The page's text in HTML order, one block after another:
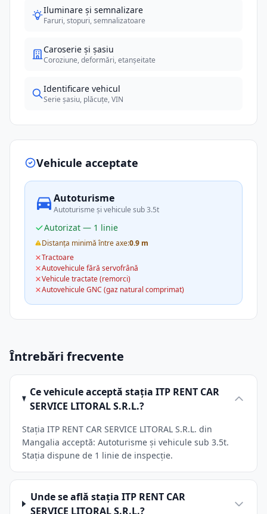
Iluminare și semnalizare
Faruri, stopuri, semnalizatoare
Caroserie și șasiu
Coroziune, deformări, etanșeitate
Identificare vehicul
Serie șasiu, plăcuțe, VIN
Vehicule acceptate
Autoturisme
Autoturisme și vehicule sub 3.5t
Autorizat — 1 linie
Distanța minimă între axe:0.9 m
Tractoare
Autovehicule fără servofrână
Vehicule tractate (remorci)
Autovehicule GNC (gaz natural comprimat)
Întrebări frecvente
Ce vehicule acceptă stația ITP RENT CAR
SERVICE LITORAL S.R.L.?
Stația ITP RENT CAR SERVICE LITORAL S.R.L. din
Mangalia acceptă: Autoturisme și vehicule sub 3.5t.
Stația dispune de 1 linie de inspecție.
Unde se află stația ITP RENT CAR
SERVICE LITORAL S.R.L.?